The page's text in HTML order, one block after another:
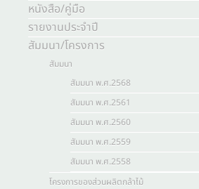
หนังสือ/คู่มือ
รายงานประจำปี
สัมมนา/โครงการ
สัมมนา
สัมมนา พ.ศ.2568
สัมมนา พ.ศ.2561
สัมมนา พ.ศ.2560
สัมมนา พ.ศ.2559
สัมมนา พ.ศ.2558
โครงการของส่วนผลิตกล้าไม้